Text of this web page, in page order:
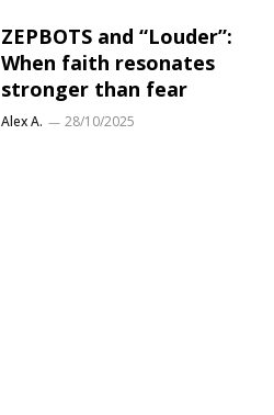
ZEPBOTS and “Louder”:
When faith resonates
stronger than fear
Alex A. 28/10/2025